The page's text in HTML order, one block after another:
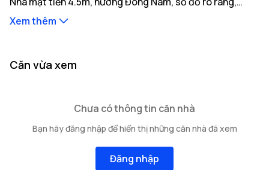
pháp lý minh bạch, giá tốt. Liên hệ gặp ngay chủ nhà.
tích xây dựng 250m²
Nhà mặt tiền 4.5m, hướng Đông Nam, độ rộng ngõ
Vị trí nhà nằm tại tuyến đường Giải Phóng (phía đối diện
Q. Hoàng Maigồm nhiều trường học, bệnh viện và tiện
Xem thêm
Căn vừa xem
Chưa có thông tin căn nhà
Bạn hãy đăng nhập để hiển thị những căn nhà đã xem
Đăng nhập